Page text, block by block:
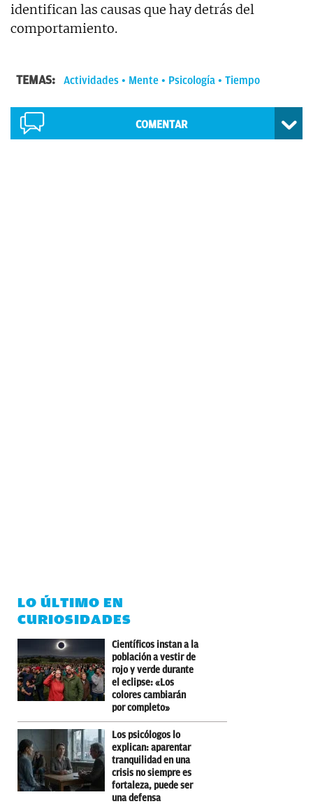
identifican las causas que hay detrás del
comportamiento.
TEMAS: Actividades Mente Psicología Tiempo
COMENTAR
LO ÚLTIMO EN
CURIOSIDADES
Científicos instan a la
población a vestir de
rojo y verde durante
el eclipse: «Los
colores cambiarán
por completo»
Los psicólogos lo
explican: aparentar
tranquilidad en una
crisis no siempre es
fortaleza, puede ser
una defensa